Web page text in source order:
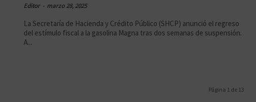
Editor - marzo 28, 2025
La Secretaría de Hacienda y Crédito Público (SHCP) anunció el regreso
del estímulo fiscal a la gasolina Magna tras dos semanas de suspensión.
A...
Página 1 de 13